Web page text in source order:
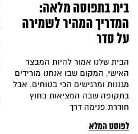
בית בתפוסה מלאה:
המדריך המהיר לשמירה
על סדר
הבית שלנו אמור להיות המבצר
האישי, המקום שבו אנחנו מורידים
מגננות ומרגישים הכי בטוחים. אבל
בתקופה שבה המציאות בחוץ
חודרת פנימה דרך
לפוסט המלא